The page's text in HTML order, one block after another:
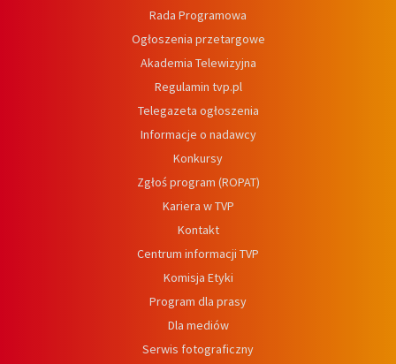
Rada Programowa
Ogłoszenia przetargowe
Akademia Telewizyjna
Regulamin tvp.pl
Telegazeta ogłoszenia
Informacje o nadawcy
Konkursy
Zgłoś program (ROPAT)
Kariera w TVP
Kontakt
Centrum informacji TVP
Komisja Etyki
Program dla prasy
Dla mediów
Serwis fotograficzny